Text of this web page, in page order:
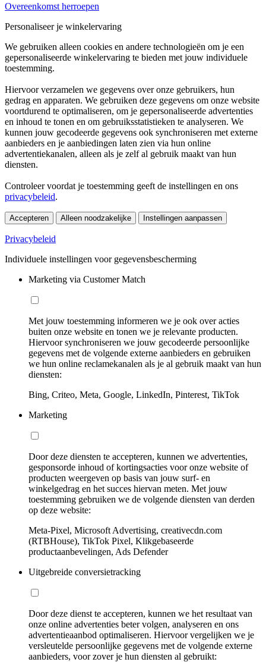
Overeenkomst herroepen
Personaliseer je winkelervaring
We gebruiken alleen cookies en andere technologieën om je een
gepersonaliseerde winkelervaring te bieden met jouw individuele
toestemming.
Hiervoor verzamelen we gegevens over onze gebruikers, hun
gedrag en apparaten. We gebruiken deze gegevens om onze website
voortdurend te optimaliseren, om je gepersonaliseerde advertenties
en inhoud te tonen en om gebruiksstatistieken te analyseren. We
kunnen jouw gecodeerde gegevens ook synchroniseren met externe
aanbieders en je aanbiedingen laten zien via hun online
advertentiekanalen, alleen als je zelf al gebruik maakt van hun
diensten.
Controleer voordat je toestemming geeft de instellingen en ons
privacybeleid.
Accepteren Alleen noodzakelijke Instellingen aanpassen
Privacybeleid
Individuele instellingen voor gegevensbescherming
Marketing via Customer Match
Met jouw toestemming informeren we je ook over acties
buiten onze website en tonen we je relevante producten.
Hiervoor synchroniseren we jouw gecodeerde persoonlijke
gegevens met de volgende externe aanbieders en gebruiken
we hun online reclamekanalen als je al gebruik maakt van hun
diensten:
Bing, Criteo, Meta, Google, LinkedIn, Pinterest, TikTok
Marketing
Door deze diensten te accepteren, kunnen we advertenties,
gesponsorde inhoud of kortingsacties voor onze website of
producten weergeven op basis van jouw surf- en
winkelgedrag en het succes hiervan meten. Met jouw
toestemming gebruiken we de volgende diensten van derden
op deze website:
Meta-Pixel, Microsoft Advertising, creativecdn.com
(RTBHouse), TikTok Pixel, Klikgebaseerde
productaanbevelingen, Ads Defender
Uitgebreide conversietracking
Door deze dienst te accepteren, kunnen we het resultaat van
onze online advertenties beter volgen, analyseren en ons
advertentieaanbod optimaliseren. Hiervoor vergelijken we je
versleutelde persoonlijke gegevens met de volgende externe
aanbieders, voor zover je hun diensten al gebruikt: